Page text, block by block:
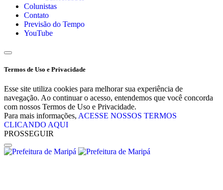
Colunistas
Contato
Previsão do Tempo
YouTube
Termos de Uso e Privacidade
Esse site utiliza cookies para melhorar sua experiência de
navegação. Ao continuar o acesso, entendemos que você concorda
com nossos Termos de Uso e Privacidade.
Para mais informações, ACESSE NOSSOS TERMOS
CLICANDO AQUI
PROSSEGUIR